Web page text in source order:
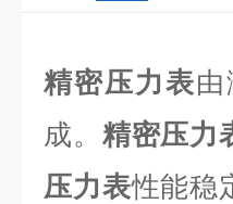
精密压力表
成。 精密压力
压力表性能稳